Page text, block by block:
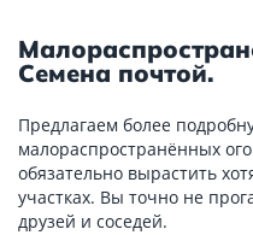
Семена почтой.
Предлагаем более
малораспространённых
обязательно вырастить
участках. Вы точно не
друзей и соседей.